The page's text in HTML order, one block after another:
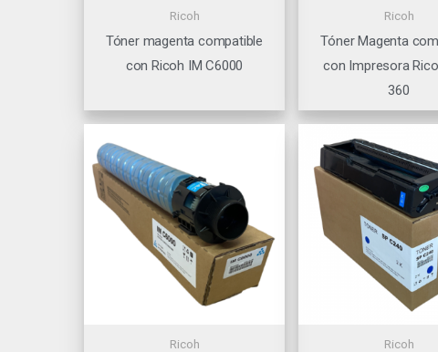
Ricoh
Tóner magenta compatible
con Ricoh IM C6000
Ricoh
Tóner Magenta
con Impresora
360
Ricoh Ricoh